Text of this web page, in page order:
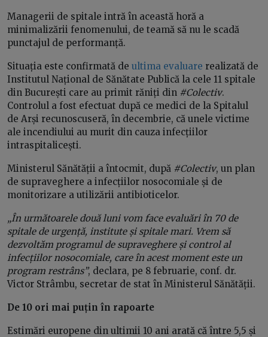
Managerii de spitale intră în această horă a
minimalizării fenomenului, de teamă să nu le scadă
punctajul de performanță.
Situația este confirmată de ultima evaluare realizată de
Institutul Național de Sănătate Publică la cele 11 spitale
din București care au primit răniți din #Colectiv.
Controlul a fost efectuat după ce medici de la Spitalul
de Arși recunoscuseră, în decembrie, că unele victime
ale incendiului au murit din cauza infecțiilor
intraspitalicești.
Ministerul Sănătății a întocmit, după #Colectiv, un plan
de supraveghere a infecțiilor nosocomiale și de
monitorizare a utilizării antibioticelor.
„În următoarele două luni vom face evaluări în 70 de
spitale de urgență, institute și spitale mari. Vrem să
dezvoltăm programul de supraveghere și control al
infecțiilor nosocomiale, care în acest moment este un
program restrâns”, declara, pe 8 februarie, conf. dr.
Victor Strâmbu, secretar de stat în Ministerul Sănătății.
De 10 ori mai puțin în rapoarte
Estimări europene din ultimii 10 ani arată că între 5,5 și